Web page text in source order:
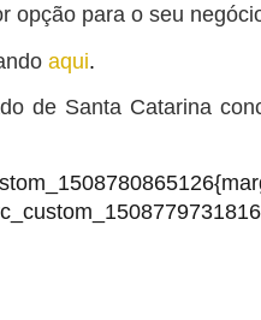
opção para o seu
aqui.
de Santa Catarina